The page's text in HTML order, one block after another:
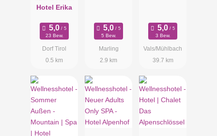
Hotel Erika
23 Bew.
Dorf Tirol
0.5 km
5 Bew.
Marling
2.9 km
3 Bew.
Vals/Mühlbach
39.7 km